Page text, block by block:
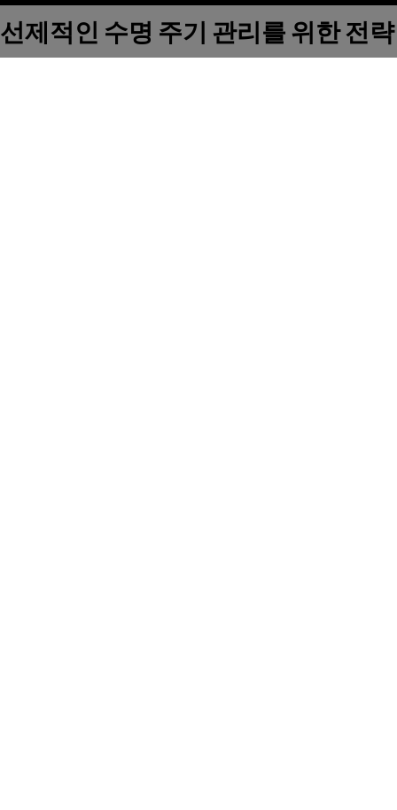
선제적인 수명 주기 관리를 위한 전략